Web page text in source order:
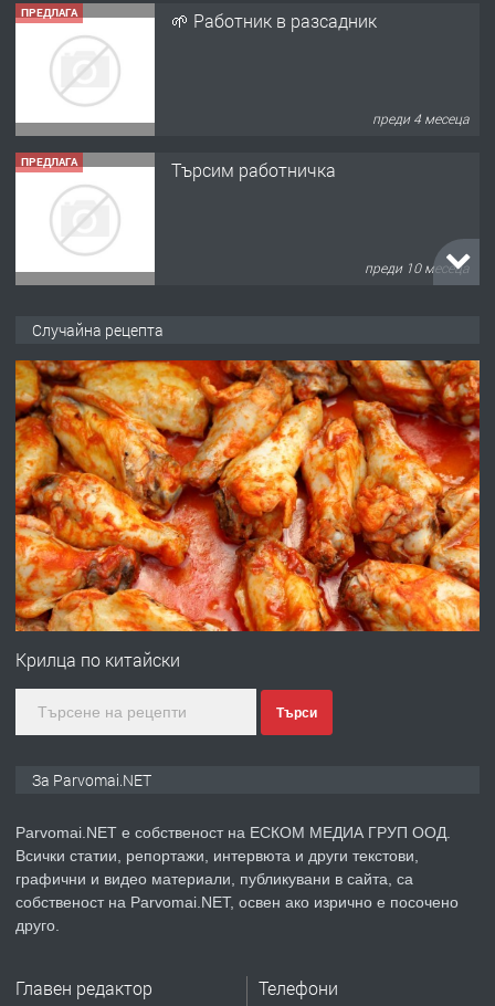
ПРЕДЛАГА 🌱 Работник в разсадник
преди 4 месеца
ПРЕДЛАГА Търсим работничка
преди 10 месеца
преди 1 година
ПРЕДЛАГА Работа за общи работници
преди 1 година
ПРЕДЛАГА
Първи поход "По стъпките на Ангел
преди 1 година
ПРЕДЛАГА Уроци по Математика
Случайна рецепта
Крилца по китайски
Търси
За Parvomai.NET
Parvomai.NET е собственост на ЕСКОМ МЕДИА ГРУП ООД.
Всички статии, репортажи, интервюта и други текстови,
графични и видео материали, публикувани в сайта, са
собственост на Parvomai.NET, освен ако изрично е посочено
друго.
Главен редактор Телефони